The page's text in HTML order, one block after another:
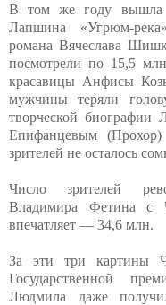
В том же году вышла
Лапшина «Угрюм-
романа Вячеслава
посмотрели по 15,5
красавицы Анфисы
мужчины теряли
творческой
Епифанцевым
зрителей не осталось
Число зрителей
Владимира Фетина с
впечатляет — 34,6 млн.
За эти три картины
Государственной
Людмила даже